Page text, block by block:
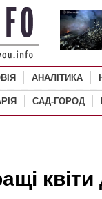
АНАЛІТИКА
САД-ГОРОД
квіти